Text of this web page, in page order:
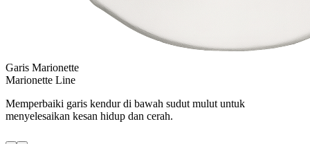
Garis Marionette
Marionette Line
Memperbaiki garis kendur di bawah sudut mulut untuk
menyelesaikan kesan hidup dan cerah.